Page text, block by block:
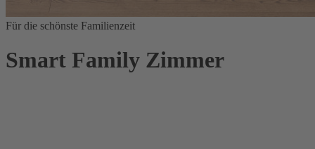
Für die schönste Familienzeit
Smart Family Zimmer